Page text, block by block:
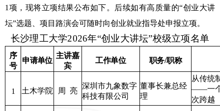
1项，现将立项结果公布如下。后续如有高质量的“创业大讲
坛”选题 、项目路演会可随时向创业就业指导处申报立项。
长沙理工大学2026年“创业大讲坛”校级立项名单
序
号
申请单位
主讲嘉
宾
工作单位 职务/职称
1 土木学院 周 亮
深圳市九象数字
科技有限公司
董事长兼总经
理
从传统
——一个
次跨越